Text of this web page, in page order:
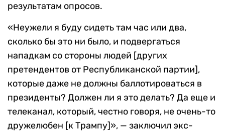
результатам опросов.
«Неужели я буду сидеть там час или два,
сколько бы это ни было, и подвергаться
нападкам со стороны людей [других
претендентов от Республиканской партии],
которые даже не должны баллотироваться в
президенты? Должен ли я это делать? Да еще и
телеканал, который, честно говоря, не очень-то
дружелюбен [к Трампу]», — заключил экс-